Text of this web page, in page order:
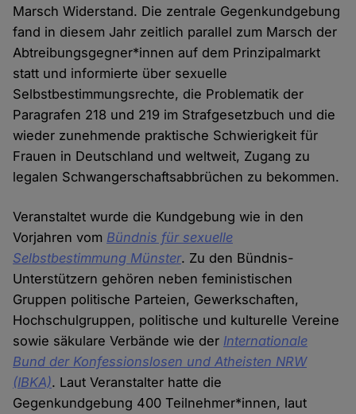
Marsch Widerstand. Die zentrale Gegenkundgebung
fand in diesem Jahr zeitlich parallel zum Marsch der
Abtreibungsgegner*innen auf dem Prinzipalmarkt
statt und informierte über sexuelle
Selbstbestimmungsrechte, die Problematik der
Paragrafen 218 und 219 im Strafgesetzbuch und die
wieder zunehmende praktische Schwierigkeit für
Frauen in Deutschland und weltweit, Zugang zu
legalen Schwangerschaftsabbrüchen zu bekommen.
Veranstaltet wurde die Kundgebung wie in den
Vorjahren vom Bündnis für sexuelle
Selbstbestimmung Münster. Zu den Bündnis-
Unterstützern gehören neben feministischen
Gruppen politische Parteien, Gewerkschaften,
Hochschulgruppen, politische und kulturelle Vereine
sowie säkulare Verbände wie der Internationale
Bund der Konfessionslosen und Atheisten NRW
(IBKA). Laut Veranstalter hatte die
Gegenkundgebung 400 Teilnehmer*innen, laut